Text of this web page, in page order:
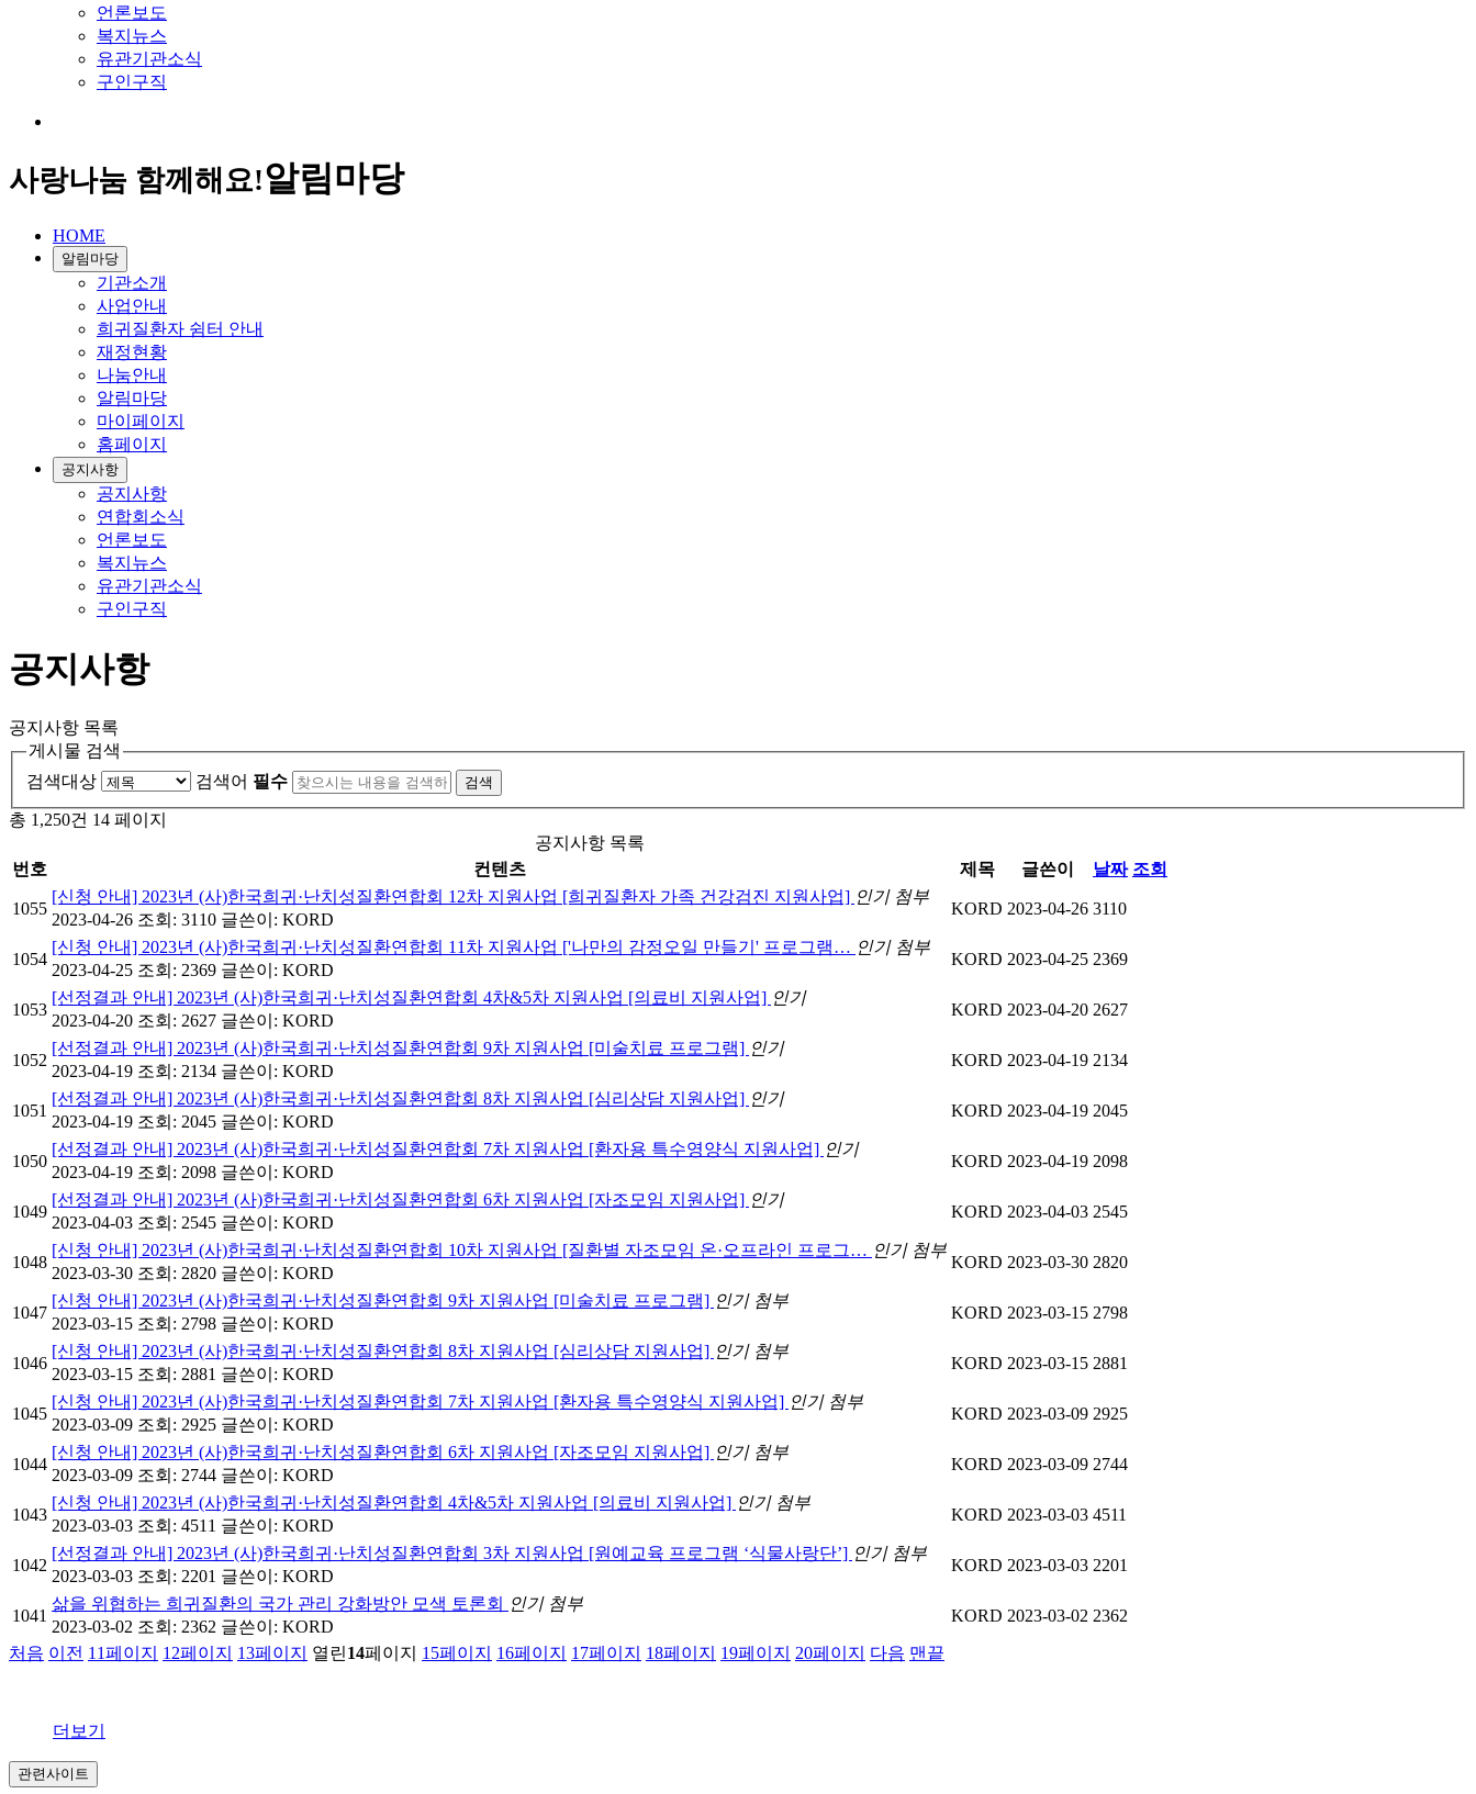
언론보도
복지뉴스
유관기관소식
구인구직
사랑나눔 함께해요!알림마당
HOME
알림마당
기관소개
사업안내
희귀질환자 쉼터 안내
재정현황
나눔안내
알림마당
마이페이지
홈페이지
공지사항
공지사항
연합회소식
언론보도
복지뉴스
유관기관소식
구인구직
공지사항
공지사항 목록
게시물 검색
검색대상
검색어 필수
총 1,250건 14 페이지
공지사항 목록
번호
컨텐츠 제목 글쓴이 날짜 조회
1055
[신청 안내] 2023년 (사)한국희귀·난치성질환연합회 12차 지원사업 [희귀질환자 가족 건강검진 지원사업] 인기 첨부
2023-04-26 조회: 3110 글쓴이: KORD
KORD 2023-04-26 3110
1054
[신청 안내] 2023년 (사)한국희귀·난치성질환연합회 11차 지원사업 ['나만의 감정오일 만들기' 프로그램… 인기 첨부
2023-04-25 조회: 2369 글쓴이: KORD
KORD 2023-04-25 2369
1053
[선정결과 안내] 2023년 (사)한국희귀·난치성질환연합회 4차&5차 지원사업 [의료비 지원사업] 인기
2023-04-20 조회: 2627 글쓴이: KORD
KORD 2023-04-20 2627
1052
[선정결과 안내] 2023년 (사)한국희귀·난치성질환연합회 9차 지원사업 [미술치료 프로그램] 인기
2023-04-19 조회: 2134 글쓴이: KORD
KORD 2023-04-19 2134
1051
[선정결과 안내] 2023년 (사)한국희귀·난치성질환연합회 8차 지원사업 [심리상담 지원사업] 인기
2023-04-19 조회: 2045 글쓴이: KORD
KORD 2023-04-19 2045
1050
[선정결과 안내] 2023년 (사)한국희귀·난치성질환연합회 7차 지원사업 [환자용 특수영양식 지원사업] 인기
2023-04-19 조회: 2098 글쓴이: KORD
KORD 2023-04-19 2098
1049
[선정결과 안내] 2023년 (사)한국희귀·난치성질환연합회 6차 지원사업 [자조모임 지원사업] 인기
2023-04-03 조회: 2545 글쓴이: KORD
KORD 2023-04-03 2545
1048
[신청 안내] 2023년 (사)한국희귀·난치성질환연합회 10차 지원사업 [질환별 자조모임 온·오프라인 프로그… 인기 첨부
2023-03-30 조회: 2820 글쓴이: KORD
KORD 2023-03-30 2820
1047
[신청 안내] 2023년 (사)한국희귀·난치성질환연합회 9차 지원사업 [미술치료 프로그램] 인기 첨부
2023-03-15 조회: 2798 글쓴이: KORD
KORD 2023-03-15 2798
1046
[신청 안내] 2023년 (사)한국희귀·난치성질환연합회 8차 지원사업 [심리상담 지원사업] 인기 첨부
2023-03-15 조회: 2881 글쓴이: KORD
KORD 2023-03-15 2881
1045
[신청 안내] 2023년 (사)한국희귀·난치성질환연합회 7차 지원사업 [환자용 특수영양식 지원사업] 인기 첨부
2023-03-09 조회: 2925 글쓴이: KORD
KORD 2023-03-09 2925
1044
[신청 안내] 2023년 (사)한국희귀·난치성질환연합회 6차 지원사업 [자조모임 지원사업] 인기 첨부
2023-03-09 조회: 2744 글쓴이: KORD
KORD 2023-03-09 2744
1043
[신청 안내] 2023년 (사)한국희귀·난치성질환연합회 4차&5차 지원사업 [의료비 지원사업] 인기 첨부
2023-03-03 조회: 4511 글쓴이: KORD
KORD 2023-03-03 4511
1042
[선정결과 안내] 2023년 (사)한국희귀·난치성질환연합회 3차 지원사업 [원예교육 프로그램 ‘식물사랑단’] 인기 첨부
2023-03-03 조회: 2201 글쓴이: KORD
KORD 2023-03-03 2201
1041
삶을 위협하는 희귀질환의 국가 관리 강화방안 모색 토론회 인기 첨부
2023-03-02 조회: 2362 글쓴이: KORD
KORD 2023-03-02 2362
처음 이전 11페이지 12페이지 13페이지 열린14페이지 15페이지 16페이지 17페이지 18페이지 19페이지 20페이지 다음 맨끝
더보기
관련사이트